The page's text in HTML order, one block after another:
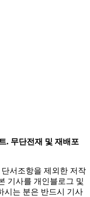
. 무단전재 및 재배포
서조항을 제외한 저작
기사를 개인블로그 및
시는 분은 반드시 기사